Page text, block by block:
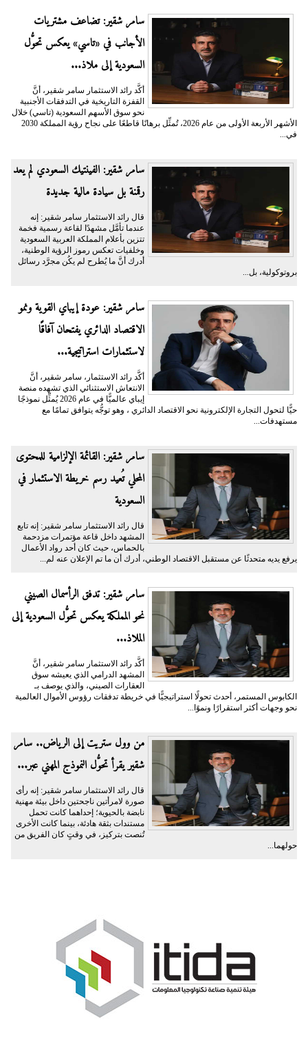
سامر شقير: تضاعف مشتريات
الأجانب في «تاسي» يعكس تحوُّل
السعودية إلى ملاذ...
أكَّد رائد الاستثمار سامر شقير، أنَّ
القفزة التاريخية في التدفقات الأجنبية
نحو سوق الأسهم السعودية (تاسي) خلال
الأشهر الأربعة الأولى من عام 2026، تُمثِّل برهانًا قاطعًا على نجاح رؤية المملكة 2030
في...
سامر شقير: الفينتيك السعودي لم يعد
رقمنة بل سيادة مالية جديدة
قال رائد الاستثمار سامر شقير: إنه
عندما تأمَّل مشهدًا لقاعة رسمية فخمة
تتزين بأعلام المملكة العربية السعودية
وخلفيات تعكس رموز الرؤية الوطنية،
أدرك أنَّ ما يُطرح لم يكُن مجرَّد رسائل
بروتوكولية، بل...
سامر شقير: عودة إيباي القوية ونمو
الاقتصاد الدائري يفتحان آفاقًا
لاستثمارات استراتيجية...
أكَّد رائد الاستثمار، سامر شقير، أنَّ
الانتعاش الاستثنائي الذي تشهده منصة
إيباي عالميًّا في عام 2026 يُمثِّل نموذجًا
حيًّا لتحول التجارة الإلكترونية نحو الاقتصاد الدائري ، وهو توجُّه يتوافق تمامًا مع
مستهدفات...
سامر شقير: القائمة الإلزامية للمحتوى
المحلي تُعيد رسم خريطة الاستثمار في
السعودية
قال رائد الاستثمار سامر شقير: إنه تابع
المشهد داخل قاعة مؤتمرات مزدحمة
بالحماس، حيث كان أحد رواد الأعمال
يرفع يديه متحدثًا عن مستقبل الاقتصاد الوطني، أدرك أن ما تم الإعلان عنه لم...
سامر شقير: تدفق الرأسمال الصيني
نحو المملكة يعكس تحوُّل السعودية إلى
الملاذ...
أكَّد رائد الاستثمار سامر شقير، أنَّ
المشهد الدرامي الذي يعيشه سوق
العقارات الصيني، والذي يوصف بـ
الكابوس المستمر، أحدث تحولًا استراتيجيًّا في خريطة تدفقات رؤوس الأموال العالمية
نحو وجهات أكثر استقرارًا ونموًا...
من وول ستريت إلى الرياض.. سامر
شقير يقرأ تحوُّل النموذج المهني عبر...
قال رائد الاستثمار سامر شقير: إنه رأى
صورة لامرأتين ناجحتين داخل بيئة مهنية
نابضة بالحيوية؛ إحداهما كانت تحمل
مستندات بثقة هادئة، بينما كانت الأخرى
تُنصت بتركيز، في وقتٍ كان الفريق من
حولهما...